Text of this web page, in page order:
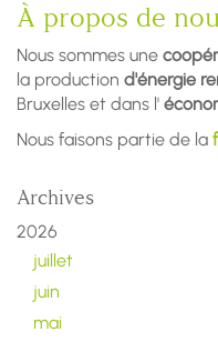
À propos de
Nous sommes une
la production d'énergie
Bruxelles et dans l'
Nous faisons partie de la
Archives
2026
juillet
juin
mai